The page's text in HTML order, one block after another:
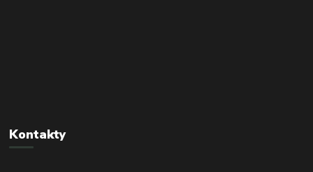
Kontakty